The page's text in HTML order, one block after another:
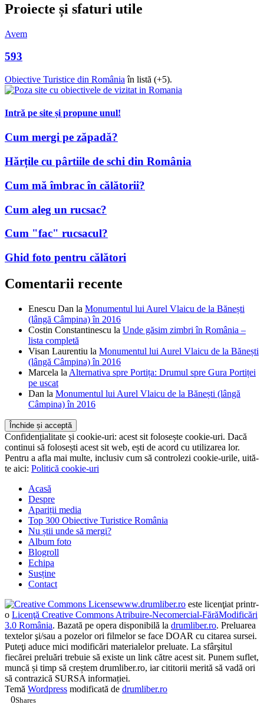
Proiecte și sfaturi utile
Avem
593
Obiective Turistice din România în listă (+5).
Intră pe site și propune unul!
Cum mergi pe zăpadă?
Hărțile cu pârtiile de schi din România
Cum mă îmbrac în călătorii?
Cum aleg un rucsac?
Cum "fac" rucsacul?
Ghid foto pentru călători
Comentarii recente
Enescu Dan la Monumentul lui Aurel Vlaicu de la Bănești
(lângă Câmpina) în 2016
Costin Constantinescu la Unde găsim zimbri în România –
lista completă
Visan Laurentiu la Monumentul lui Aurel Vlaicu de la Bănești
(lângă Câmpina) în 2016
Marcela la Alternativa spre Portița: Drumul spre Gura Portiței
pe uscat
Dan la Monumentul lui Aurel Vlaicu de la Bănești (lângă
Câmpina) în 2016
Confidențialitate și cookie-uri: acest sit folosește cookie-uri. Dacă
continui să folosești acest sit web, ești de acord cu utilizarea lor.
Pentru a afla mai multe, inclusiv cum să controlezi cookie-urile, uită-
te aici: Politică cookie-uri
Acasă
Despre
Apariții media
Top 300 Obiective Turistice România
Nu știi unde să mergi?
Album foto
Blogroll
Echipa
Susține
Contact
www.drumliber.ro este licenţiat printr-
o Licenţă Creative Commons Atribuire-Necomercial-FărăModificări
3.0 România. Bazată pe opera disponibilă la drumliber.ro. Preluarea
textelor şi/sau a pozelor ori filmelor se face DOAR cu citarea sursei.
Puteţi aduce mici modificări materialelor preluate. La sfârşitul
fiecărei preluări trebuie să existe un link către acest sit. Punem suflet,
muncă și timp să creștem drumliber.ro, iar cititorii merită să vadă ori
să contrazică SURSA informației.
Temă Wordpress modificată de drumliber.ro
0Shares